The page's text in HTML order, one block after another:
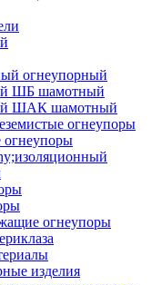
огнеупорный
ШБ шамотный
ШАК шамотный
огнеупоры
огнеупоры
огнеупоры
изделия